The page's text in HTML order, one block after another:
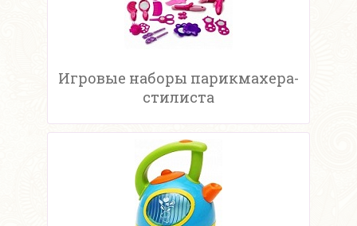
Игровые наборы парикмахера-
стилиста